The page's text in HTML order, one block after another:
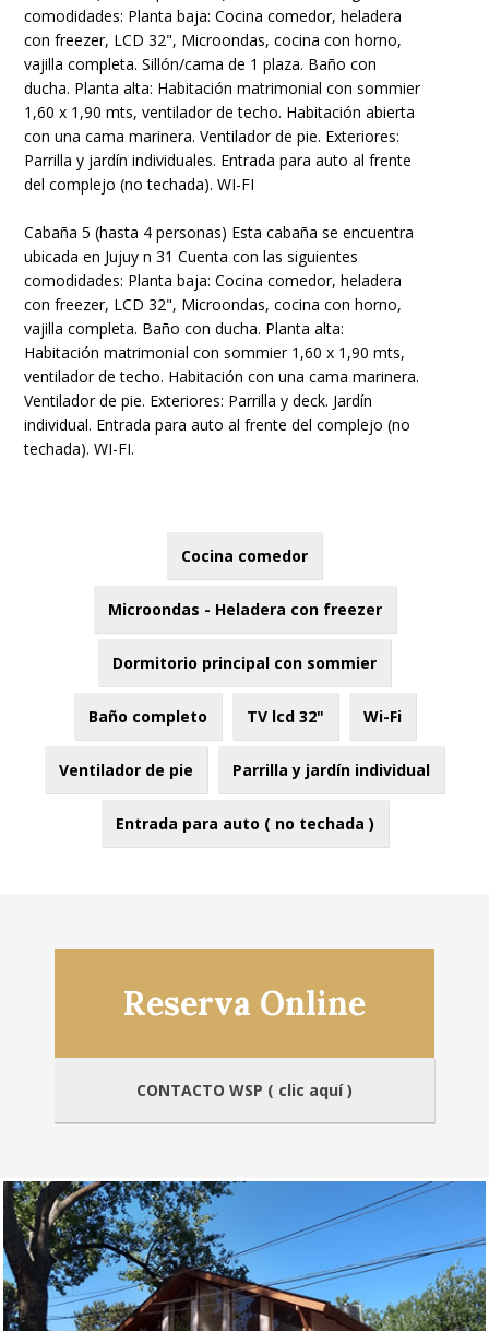
comodidades: Planta baja: Cocina comedor, heladera
con freezer, LCD 32", Microondas, cocina con horno,
vajilla completa. Sillón/cama de 1 plaza. Baño con
ducha. Planta alta: Habitación matrimonial con sommier
1,60 x 1,90 mts, ventilador de techo. Habitación abierta
con una cama marinera. Ventilador de pie. Exteriores:
Parrilla y jardín individuales. Entrada para auto al frente
del complejo (no techada). WI-FI
Cabaña 5 (hasta 4 personas) Esta cabaña se encuentra
ubicada en Jujuy n 31 Cuenta con las siguientes
comodidades: Planta baja: Cocina comedor, heladera
con freezer, LCD 32", Microondas, cocina con horno,
vajilla completa. Baño con ducha. Planta alta:
Habitación matrimonial con sommier 1,60 x 1,90 mts,
ventilador de techo. Habitación con una cama marinera.
Ventilador de pie. Exteriores: Parrilla y deck. Jardín
individual. Entrada para auto al frente del complejo (no
techada). WI-FI.
Cocina comedor
Microondas - Heladera con freezer
Dormitorio principal con sommier
Baño completo TV lcd 32" Wi-Fi
Ventilador de pie Parrilla y jardín individual
Entrada para auto ( no techada )
Reserva Online
CONTACTO WSP ( clic aquí )